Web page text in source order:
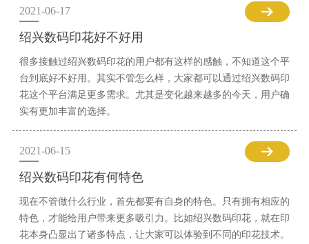
2021-06-17
绍兴数码印花好不好用
很多接触过绍兴数码印花的用户都有这样的感触，不知道这个平
台到底好不好用。其实不管怎么样，大家都可以通过绍兴数码印
花这个平台满足更多需求。尤其是变化越来越多的今天，用户确
实有更加丰富的选择。
2021-06-15
绍兴数码印花有何特色
现在不管做什么行业，首先都要有自身的特色。只有拥有相应的
特色，才能给用户带来更多吸引力。比如绍兴数码印花，就在印
花本身凸显出了诸多特点，让大家可以体验到不同的印花技术。